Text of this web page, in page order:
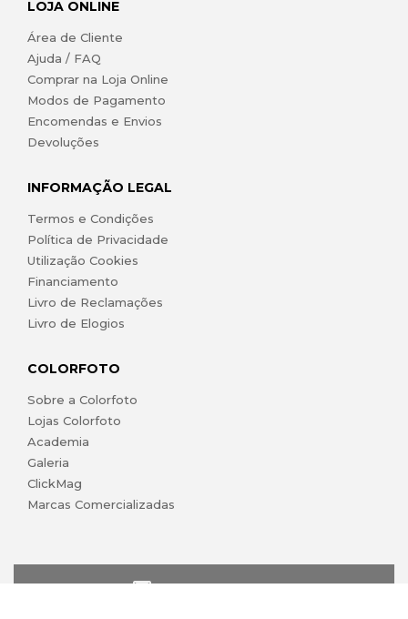
LOJA ONLINE
Área de Cliente
Ajuda / FAQ
Comprar na Loja Online
Modos de Pagamento
Encomendas e Envios
Devoluções
INFORMAÇÃO LEGAL
Termos e Condições
Política de Privacidade
Utilização Cookies
Financiamento
Livro de Reclamações
Livro de Elogios
COLORFOTO
Sobre a Colorfoto
Lojas Colorfoto
Academia
Galeria
ClickMag
Marcas Comercializadas
lojaonline@colorfoto.pt